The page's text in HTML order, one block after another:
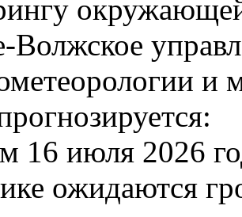
Волжское
16 июля 2026
ожидаются